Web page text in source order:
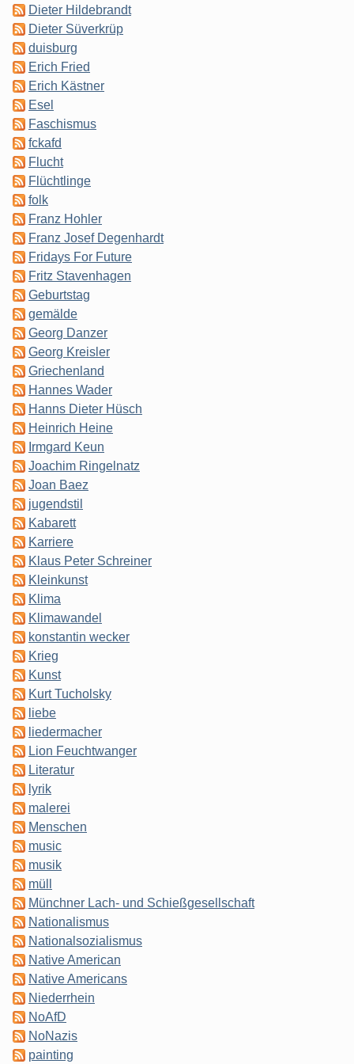
Dieter Hildebrandt
Dieter Süverkrüp
duisburg
Erich Fried
Erich Kästner
Esel
Faschismus
fckafd
Flucht
Flüchtlinge
folk
Franz Hohler
Franz Josef Degenhardt
Fridays For Future
Fritz Stavenhagen
Geburtstag
gemälde
Georg Danzer
Georg Kreisler
Griechenland
Hannes Wader
Hanns Dieter Hüsch
Heinrich Heine
Irmgard Keun
Joachim Ringelnatz
Joan Baez
jugendstil
Kabarett
Karriere
Klaus Peter Schreiner
Kleinkunst
Klima
Klimawandel
konstantin wecker
Krieg
Kunst
Kurt Tucholsky
liebe
liedermacher
Lion Feuchtwanger
Literatur
lyrik
malerei
Menschen
music
musik
müll
Münchner Lach- und Schießgesellschaft
Nationalismus
Nationalsozialismus
Native American
Native Americans
Niederrhein
NoAfD
NoNazis
painting